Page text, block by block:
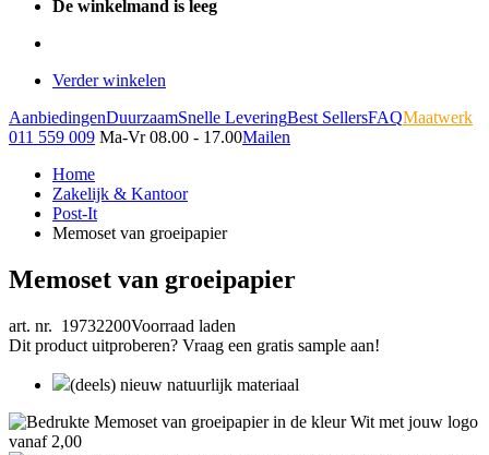
De winkelmand is leeg
Verder winkelen
AanbiedingenDuurzaamSnelle LeveringBest SellersFAQMaatwerk
011 559 009 Ma-Vr 08.00 - 17.00Mailen
Home
Zakelijk & Kantoor
Post-It
Memoset van groeipapier
Memoset van groeipapier
art. nr. 19732200Voorraad laden
Dit product uitproberen? Vraag een gratis sample aan!
(deels) nieuw natuurlijk materiaal